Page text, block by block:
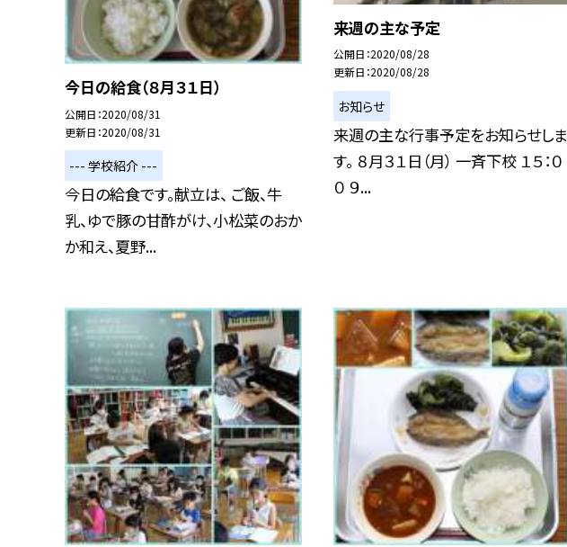
今日の給食（８月３１日）
公開日 2020/08/31
更新日 2020/08/31
--- 学校紹介 ---
今日の給食です。献立は、 ご飯、牛
乳、ゆで豚の甘酢がけ、小松菜のおか
か和え、夏野...
来週の主な予定
公開日 2020/08/28
更新日 2020/08/28
お知らせ
来週の主な行事予定をお知らせしま
す。 ８月３１日（月） 一斉下校 １５：０
０ ９...